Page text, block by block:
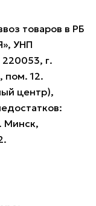
товаров в РБ
УНП
г.
пом. 12.
центр),
Минск,